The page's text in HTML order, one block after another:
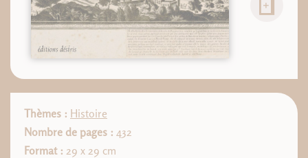
Thèmes : Histoire
Nombre de pages : 432
Format : 29 x 29 cm